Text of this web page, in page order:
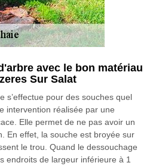
avec le bon matériau
Sur Salat
s’effectue pour des souches quel
intervention réalisée par une
Elle permet de ne pas avoir un
En effet, la souche est broyée sur
le trou. Quand le dessouchage
endroits de largeur inférieure à 1